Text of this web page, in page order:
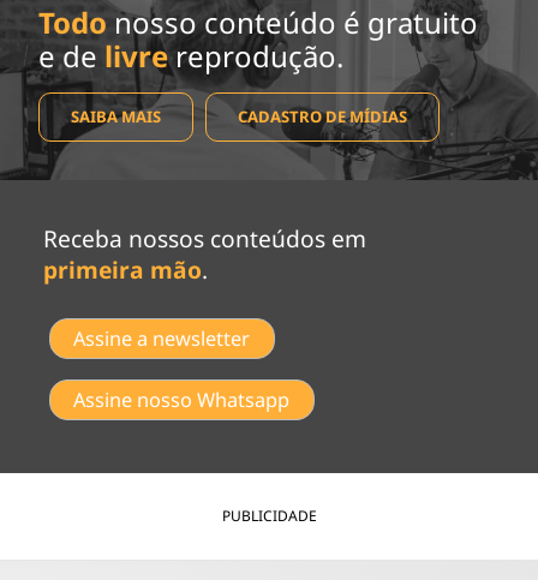
Todo nosso conteúdo é gratuito
e de livrereprodução.
SAIBA MAIS CADASTRO DE MÍDIAS
Receba nossos conteúdos em
primeira mão.
Assine a newsletter
Assine nosso Whatsapp
PUBLICIDADE